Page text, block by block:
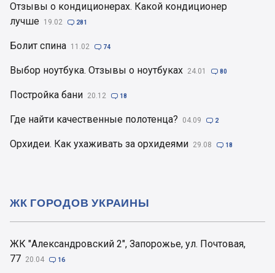
Отзывы о кондиционерах. Какой кондиционер
лучше 19.02  281
Болит спина 11.02  74
Выбор ноутбука. Отзывы о ноутбуках 24.01  80
Постройка бани 20.12  18
Где найти качественные полотенца? 04.09  2
Орхидеи. Как ухаживать за орхидеями 29.08  18
ЖК "Александровский 2", Запорожье, ул. Почтовая,
77 20.04  16
ЖК ГОРОДОВ УКРАИНЫ